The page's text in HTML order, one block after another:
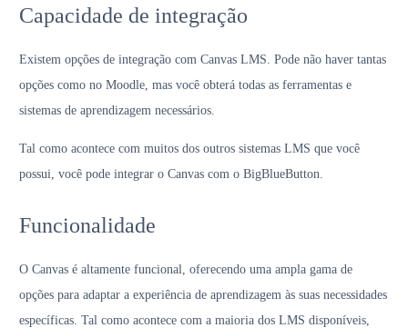
Capacidade de integração
Existem opções de integração com Canvas LMS. Pode não haver tantas
opções como no Moodle, mas você obterá todas as ferramentas e
sistemas de aprendizagem necessários.
Tal como acontece com muitos dos outros sistemas LMS que você
possui, você pode integrar o Canvas com o BigBlueButton.
Funcionalidade
O Canvas é altamente funcional, oferecendo uma ampla gama de
opções para adaptar a experiência de aprendizagem às suas necessidades
específicas. Tal como acontece com a maioria dos LMS disponíveis,